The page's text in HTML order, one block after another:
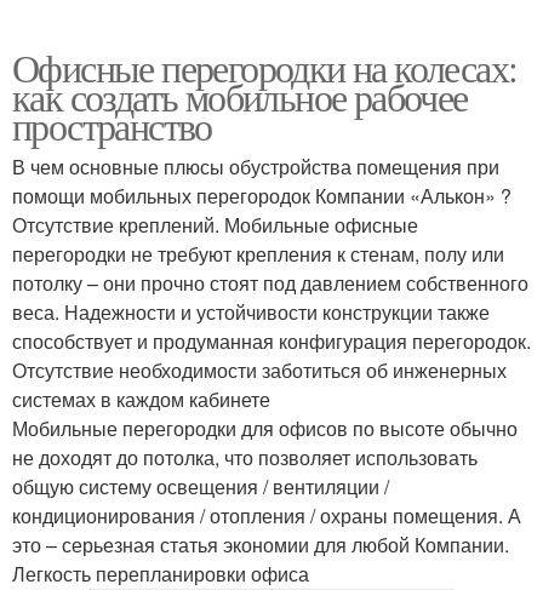
Офисные перегородки на колесах:
как создать мобильное рабочее
пространство
В чем основные плюсы обустройства помещения при
помощи мобильных перегородок Компании «Алькон» ?
Отсутствие креплений. Мобильные офисные
перегородки не требуют крепления к стенам, полу или
потолку – они прочно стоят под давлением собственного
веса. Надежности и устойчивости конструкции также
способствует и продуманная конфигурация перегородок.
Отсутствие необходимости заботиться об инженерных
системах в каждом кабинете
Мобильные перегородки для офисов по высоте обычно
не доходят до потолка, что позволяет использовать
общую систему освещения / вентиляции /
кондиционирования / отопления / охраны помещения. А
это – серьезная статья экономии для любой Компании.
Легкость перепланировки офиса